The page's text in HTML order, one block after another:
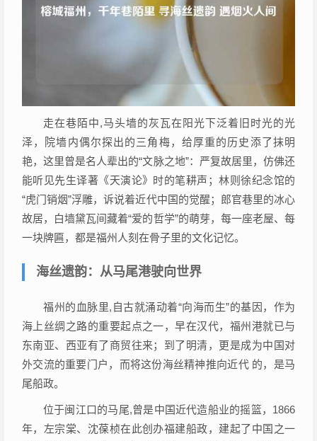
走在巷陌中,马头墙的灰瓦在阳光下泛着旧时光的光
泽，院墙内偶尔探出的三角梅，给厚重的历史添了抹明
艳，这里曾是名人辈出的“文脉之地”：严复故居里，仿佛还
能听见先生译著《天演论》时的笔耕声；林则徐纪念馆的
“虎门销烟”浮雕，诉说着近代中国的觉醒；郎官巷里的冰心
故居，白墙黛瓦间藏着“爱的哲学”的萌芽，每一座老屋、每
一块牌匾，都是福州人刻在骨子里的文化记忆。
海丝遗韵：从马尾港驶向世界
福州的血脉里,自古就涌动着“向海而生”的基因，作为
海上丝绸之路的重要起点之一，早在汉代，福州港就已与
东南亚、西亚有了商贸往来；到了明清，更是成为中国对
外交流的重要门户，而将这份海丝精神推向近代 的，是马
尾船政。
位于闽江口的马尾,曾是中国近代造船业的摇篮，1866
年，左宗棠、沈葆桢在此创办福建船政，建起了中国之一